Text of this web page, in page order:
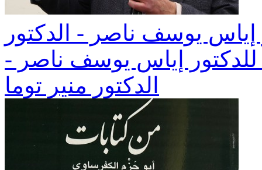
يوسف ناصر - الدكتور
للدكتور إياس يوسف ناصر -
الدكتور منير توما